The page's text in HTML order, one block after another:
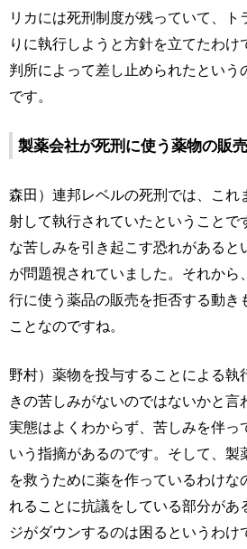
リカには死刑制度が残っていて、ト
りに執行しようと方針を立てたわけ
判所によって差し止められたという
です。
製薬会社が死刑に使う薬物の販
森田）連邦レベルの死刑では、これ
射して執行されていたということで
な苦しみを引き起こす恐れがあると
が問題視されていました。それから
行に使う薬品の販売を拒否する動き
ことなのですね。
野村）薬物を投与することによる執
きの苦しみがないのではないかと言
実態はよくわからず、苦しみを伴っ
いう指摘があるのです。そして、製
を救うために薬を作っているわけな
れることに抗議をしている部分があ
ジがダウンするのは困るというわけ